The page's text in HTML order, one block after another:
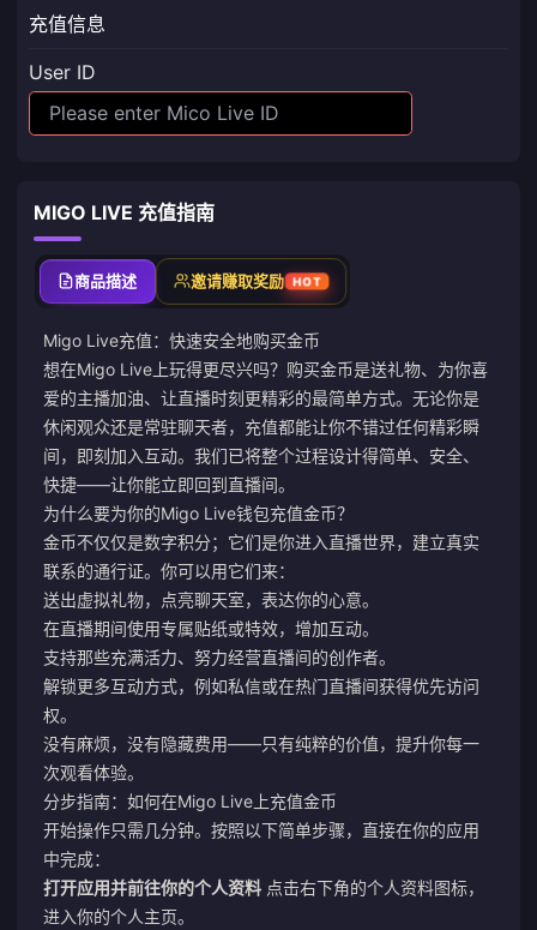
充值信息
User ID
MIGO LIVE 充值指南
商品描述 邀请赚取奖励 HOT
Migo Live充值：快速安全地购买金币
想在Migo Live上玩得更尽兴吗？购买金币是送礼物、为你喜
爱的主播加油、让直播时刻更精彩的最简单方式。无论你是
休闲观众还是常驻聊天者，充值都能让你不错过任何精彩瞬
间，即刻加入互动。我们已将整个过程设计得简单、安全、
快捷——让你能立即回到直播间。
为什么要为你的Migo Live钱包充值金币？
金币不仅仅是数字积分；它们是你进入直播世界，建立真实
联系的通行证。你可以用它们来：
送出虚拟礼物，点亮聊天室，表达你的心意。
在直播期间使用专属贴纸或特效，增加互动。
支持那些充满活力、努力经营直播间的创作者。
解锁更多互动方式，例如私信或在热门直播间获得优先访问
权。
没有麻烦，没有隐藏费用——只有纯粹的价值，提升你每一
次观看体验。
分步指南：如何在Migo Live上充值金币
开始操作只需几分钟。按照以下简单步骤，直接在你的应用
中完成：
打开应用并前往你的个人资料 点击右下角的个人资料图标，
进入你的个人主页。